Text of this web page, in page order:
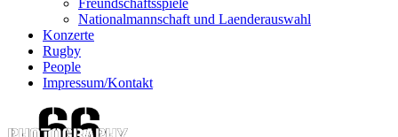
Freundschaftsspiele
Nationalmannschaft und Laenderauswahl
Konzerte
Rugby
People
Impressum/Kontakt